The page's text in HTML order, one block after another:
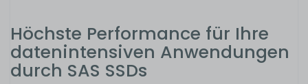
Höchste Performance für Ihre
datenintensiven Anwendungen
durch SAS SSDs